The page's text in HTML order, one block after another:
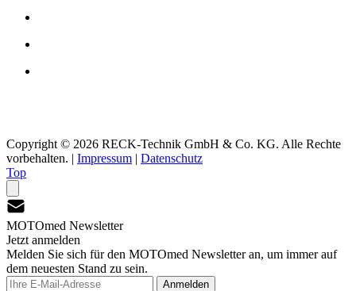
Copyright © 2026 RECK-Technik GmbH & Co. KG. Alle Rechte
vorbehalten. | Impressum | Datenschutz
Top
MOTOmed Newsletter
Jetzt anmelden
Melden Sie sich für den MOTOmed Newsletter an, um immer auf
dem neuesten Stand zu sein.
Anmelden